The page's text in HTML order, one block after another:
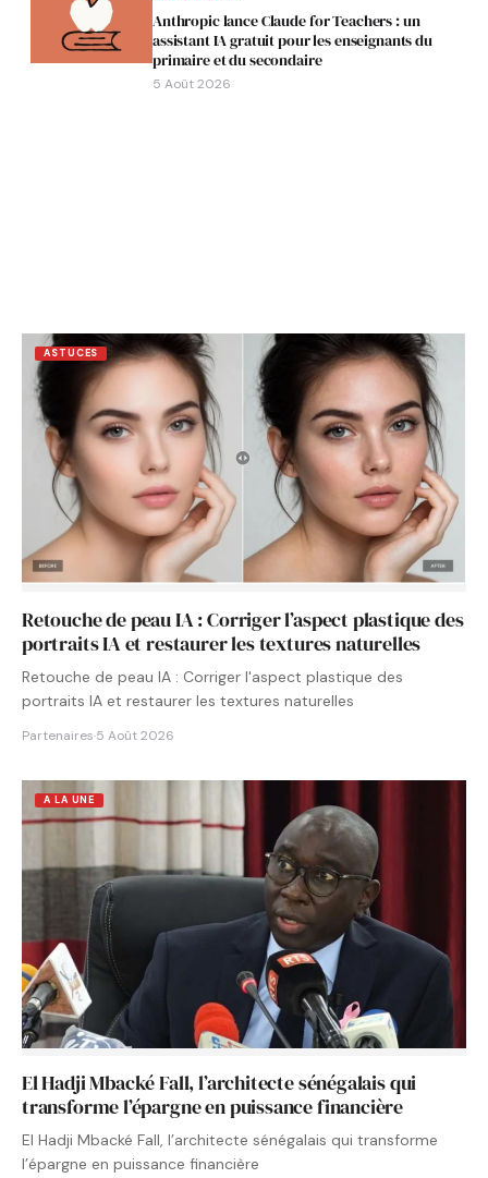
Anthropic lance Claude for Teachers : un
assistant IA gratuit pour les enseignants du
primaire et du secondaire
5 Août 2026
ASTUCES
Retouche de peau IA : Corriger l’aspect plastique des
portraits IA et restaurer les textures naturelles
Retouche de peau IA : Corriger l'aspect plastique des
portraits IA et restaurer les textures naturelles
Partenaires·5 Août 2026
A LA UNE
El Hadji Mbacké Fall, l’architecte sénégalais qui
transforme l’épargne en puissance financière
El Hadji Mbacké Fall, l’architecte sénégalais qui transforme
l’épargne en puissance financière